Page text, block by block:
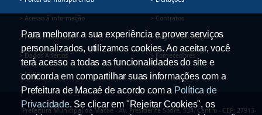
> Acesso à informação
> Plano Plurianual
> Dados Abertos
> LGPD
> Contratos
> Registro de Preços
> Fornecedores
Prefeitura Municipal de Macaé - Av. Presidente Sodré, 534, Centro - CEP: 27913-
Para melhorar a sua experiência e prover serviços
personalizados, utilizamos cookies. Ao aceitar, você
terá acesso a todas as funcionalidades do site e
concorda em compartilhar suas informações com a
Prefeitura de Macaé de acordo com a Política de
Privacidade. Se clicar em "Rejeitar Cookies", os